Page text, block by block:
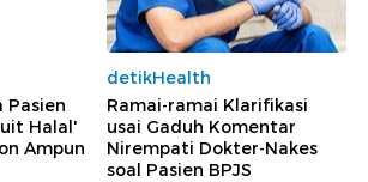
Pasien
Halal'
Ampun
detikHealth
Ramai-ramai Klarifikasi
usai Gaduh Komentar
Nirempati Dokter-Nakes
soal Pasien BPJS